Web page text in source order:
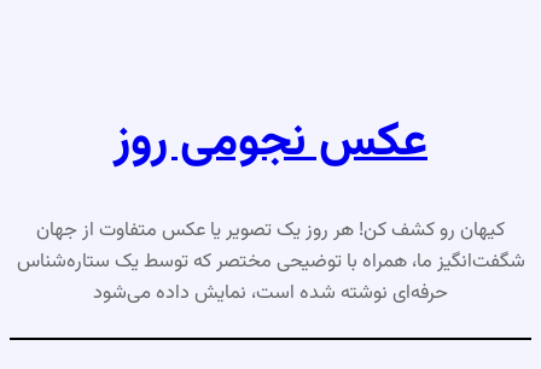
عکس نجومی روز
کیهان رو کشف کن! هر روز یک تصویر یا عکس متفاوت از جهان
شگفت‌انگیز ما، همراه با توضیحی مختصر که توسط یک ستاره‌شناس
حرفه‌ای نوشته شده است، نمایش داده می‌شود